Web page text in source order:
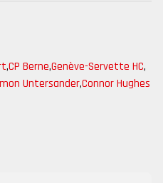
,CP Berne,Genève-Servette HC,
Untersander,Connor Hughes